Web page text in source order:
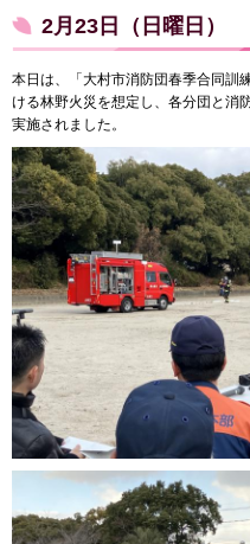
2月23日（日曜日）
本日は、「大村市消防団春季合同訓
ける林野火災を想定し、各分団と消
実施されました。